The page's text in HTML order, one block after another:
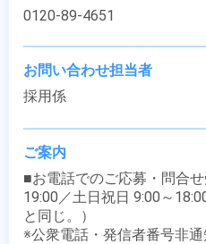
0120-89-4651
お問い合わせ担当者
採用係
ご案内
■お電話でのご応募・問合
19:00／土日祝日 9:00～
と同じ。）
※公衆電話・発信者番号非